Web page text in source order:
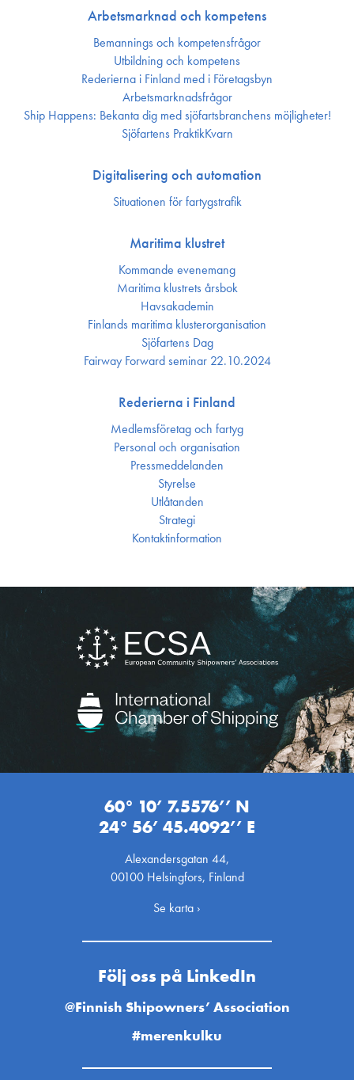
Arbetsmarknad och kompetens
Bemannings och kompetens­frågor
Utbildning och kompetens
Rederierna i Finland med i Företagsbyn
Arbetsmarknadsfrågor
Ship Happens: Bekanta dig med sjöfartsbranchens möjligheter!
Sjöfartens PraktikKvarn
Digitalisering och automation
Situationen för fartygstrafik
Maritima klustret
Kommande evenemang
Maritima klustrets årsbok
Havsakademin
Finlands maritima kluster­organisation
Sjöfartens Dag
Fairway Forward seminar 22.10.2024
Rederierna i Finland
Medlemsföretag och fartyg
Personal och organisation
Press­meddelanden
Styrelse
Utlåtanden
Strategi
Kontakt­information
60° 10’ 7.5576’’ N
24° 56’ 45.4092’’ E
Alexandersgatan 44,
00100 Helsingfors, Finland
Se karta ›
Följ oss på LinkedIn
@Finnish Shipowners’ Association
#merenkulku